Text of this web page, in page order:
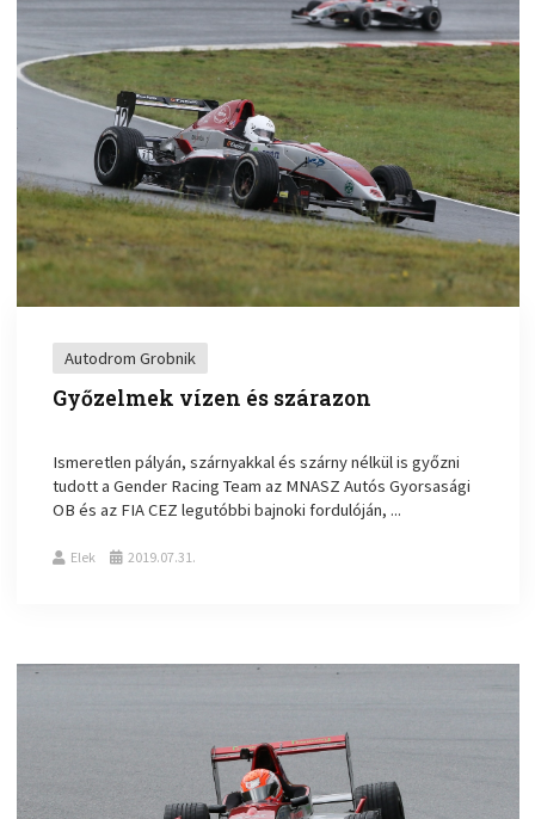
Autodrom Grobnik
Győzelmek vízen és szárazon
Ismeretlen pályán, szárnyakkal és szárny nélkül is győzni
tudott a Gender Racing Team az MNASZ Autós Gyorsasági
OB és az FIA CEZ legutóbbi bajnoki fordulóján, ...
Elek 2019.07.31.